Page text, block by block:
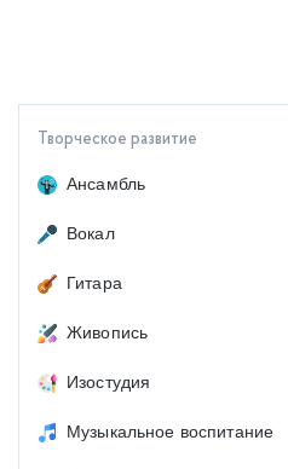
Творческое развитие
Ансамбль
Вокал
Гитара
Живопись
Изостудия
Музыкальное воспитание